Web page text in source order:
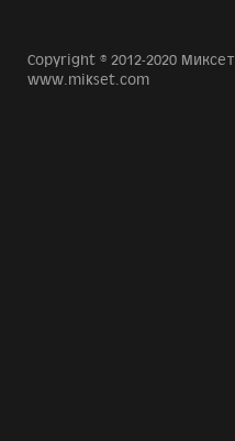
Copyright © 2012-2020 Миксет
www.mikset.com